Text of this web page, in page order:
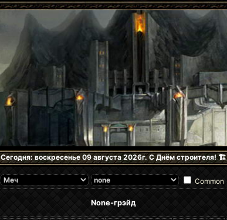
Сегодня: воскресенье 09 августа 2026г. С Днём строителя! 🏗️
Common
None-грэйд